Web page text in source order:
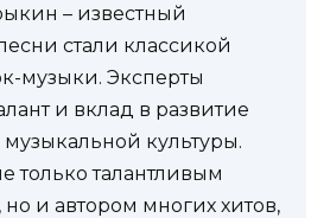
– известный
стали классикой
музыки. Эксперты
и вклад в развитие
культуры.
только талантливым
и автором многих хитов,